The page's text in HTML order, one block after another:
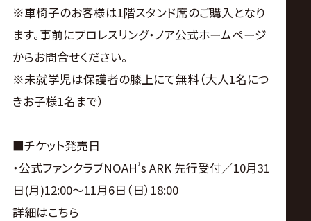
※車椅子のお客様は1階スタンド席のご購入となり
ます。事前にプロレスリング・ノア公式ホームページ
からお問合せください。
※未就学児は保護者の膝上にて無料（大人1名につ
きお子様1名まで）
■チケット発売日
・公式ファンクラブNOAH’s ARK 先行受付／10月31
日(月)12:00～11月6日（日）18:00
詳細はこちら